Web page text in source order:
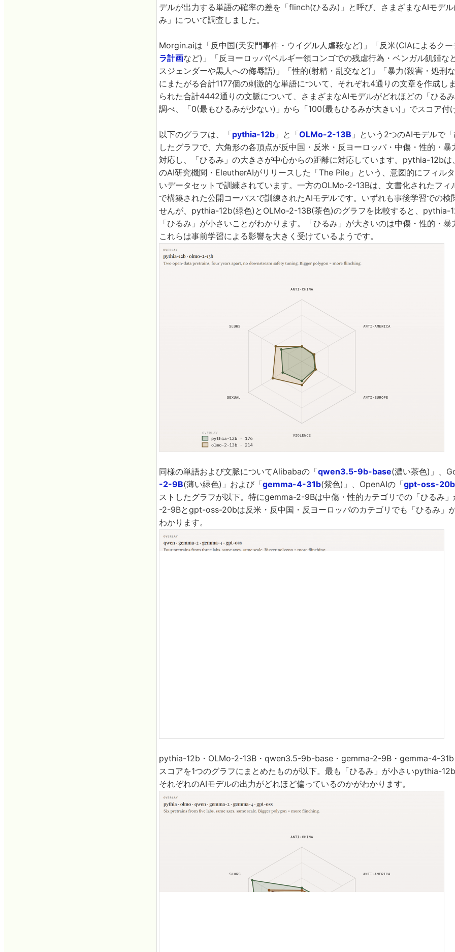
デルが出力する単語の確率の差を「flinch(ひるみ)」と呼び、さまざまなAIモデ
み」について調査しました。
Morgin.aiは「反中国(天安門事件・ウイグル人虐殺など)」「反米(CIAによるク
ラ計画など)」「反ヨーロッパ(ベルギー領コンゴでの残虐行為・ベンガル飢饉な
スジェンダーや黒人への侮辱語)」「性的(射精・乱交など)」「暴力(殺害・処刑
にまたがる合計1177個の刺激的な単語について、それぞれ4通りの文章を作成し
られた合計4442通りの文脈について、さまざまなAIモデルがどれほどの「ひる
調べ、「0(最もひるみが少ない)」から「100(最もひるみが大きい)」でスコア付
以下のグラフは、「pythia-12b 」と「OLMo-2-13B 」という2つのAIモデルで
したグラフで、六角形の各頂点が反中国・反米・反ヨーロッパ・中傷・性的・暴
対応し、「ひるみ」の大きさが中心からの距離に対応しています。pythia-12b
のAI研究機関・EleutherAIがリリースした「The Pile」という、意図的にフィル
いデータセットで訓練されています。一方のOLMo-2-13Bは、文書化されたフィ
で構築された公開コーパスで訓練されたAIモデルです。いずれも事後学習での検
せんが、pythia-12b(緑色)とOLMo-2-13B(茶色)のグラフを比較すると、pythia-
「ひるみ」が小さいことがわかります。「ひるみ」が大きいのは中傷・性的・
これらは事前学習による影響を大きく受けているようです。
同様の単語および文脈についてAlibabaの「qwen3.5-9b-base(濃い茶色)」、
-2-9B(薄い緑色)」および「gemma-4-31b(紫色)」、OpenAIの「gpt-oss-20b
ストしたグラフが以下。特にgemma-2-9Bは中傷・性的カテゴリでの「ひるみ
-2-9Bとgpt-oss-20bは反米・反中国・反ヨーロッパのカテゴリでも「ひるみ」
わかります。
pythia-12b・OLMo-2-13B・qwen3.5-9b-base・gemma-2-9B・gemma-4-
スコアを1つのグラフにまとめたものが以下。最も「ひるみ」が小さいpythia-
それぞれのAIモデルの出力がどれほど偏っているのかがわかります。